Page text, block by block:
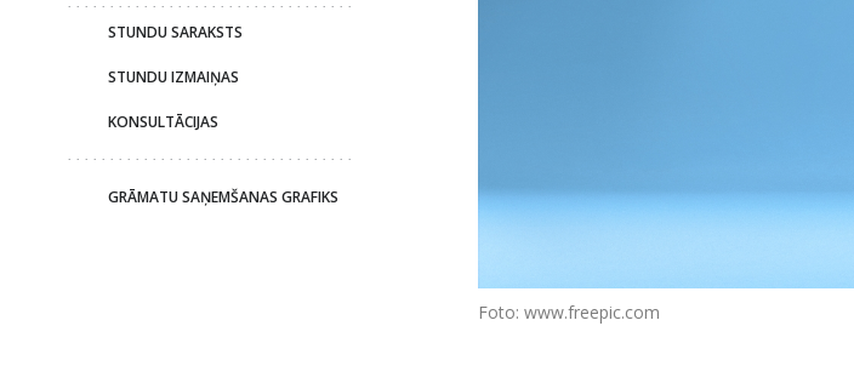
STUNDU SARAKSTS
STUNDU IZMAIŅAS
KONSULTĀCIJAS
GRĀMATU SAŅEMŠANAS GRAFIKS
Foto: www.freepic.com